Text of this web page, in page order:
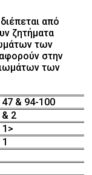
από
ζητήματα
των
στην
των
& 94-100
2